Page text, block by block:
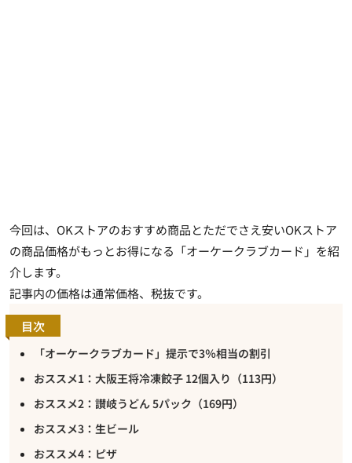
今回は、OKストアのおすすめ商品とただでさえ安いOKストア
の商品価格がもっとお得になる「オーケークラブカード」を紹
介します。
記事内の価格は通常価格、税抜です。
目次
「オーケークラブカード」提示で3％相当の割引
おススメ1：大阪王将冷凍餃子 12個入り（113円）
おススメ2：讃岐うどん 5パック（169円）
おススメ3：生ビール
おススメ4：ピザ